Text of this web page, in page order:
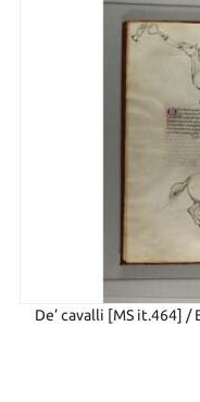
De’ cavalli [MS it.464] /